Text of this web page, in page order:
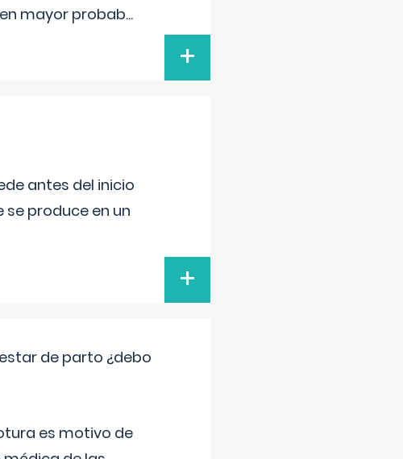
mayor probab...
+
antes del inicio
produce en un
+
de parto ¿debo
es motivo de